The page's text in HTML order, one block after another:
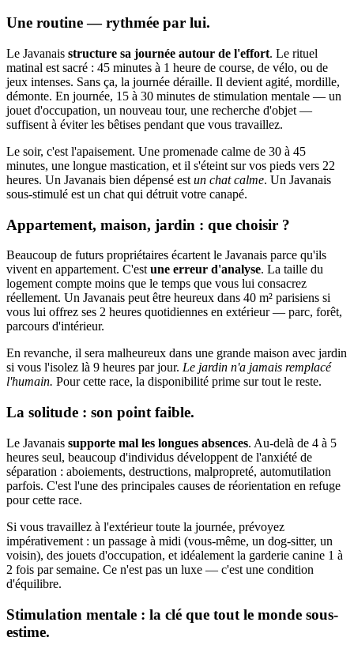
Une routine — rythmée par lui.
Le Javanais structure sa journée autour de l'effort. Le rituel
matinal est sacré : 45 minutes à 1 heure de course, de vélo, ou de
jeux intenses. Sans ça, la journée déraille. Il devient agité, mordille,
démonte. En journée, 15 à 30 minutes de stimulation mentale — un
jouet d'occupation, un nouveau tour, une recherche d'objet —
suffisent à éviter les bêtises pendant que vous travaillez.
Le soir, c'est l'apaisement. Une promenade calme de 30 à 45
minutes, une longue mastication, et il s'éteint sur vos pieds vers 22
heures. Un Javanais bien dépensé est un chat calme. Un Javanais
sous-stimulé est un chat qui détruit votre canapé.
Appartement, maison, jardin : que choisir ?
Beaucoup de futurs propriétaires écartent le Javanais parce qu'ils
vivent en appartement. C'estune erreur d'analyse. La taille du
logement compte moins que le temps que vous lui consacrez
réellement. Un Javanais peut être heureux dans 40 m² parisiens si
vous lui offrez ses 2 heures quotidiennes en extérieur — parc, forêt,
parcours d'intérieur.
En revanche, il sera malheureux dans une grande maison avec jardin
si vous l'isolez là 9 heures par jour. Le jardin n'a jamais remplacé
l'humain. Pour cette race, la disponibilité prime sur tout le reste.
La solitude : son point faible.
Le Javanais supporte mal les longues absences. Au-delà de 4 à 5
heures seul, beaucoup d'individus développent de l'anxiété de
séparation : aboiements, destructions, malpropreté, automutilation
parfois. C'est l'une des principales causes de réorientation en refuge
pour cette race.
Si vous travaillez à l'extérieur toute la journée, prévoyez
impérativement : un passage à midi (vous-même, un dog-sitter, un
voisin), des jouets d'occupation, et idéalement la garderie canine 1 à
2 fois par semaine. Ce n'est pas un luxe — c'est une condition
d'équilibre.
Stimulation mentale : la clé que tout le monde sous-
estime.